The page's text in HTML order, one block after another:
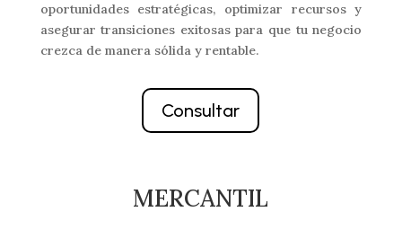
oportunidades estratégicas, optimizar recursos y
asegurar transiciones exitosas para que tu negocio
crezca de manera sólida y rentable.
Consultar
MERCANTIL